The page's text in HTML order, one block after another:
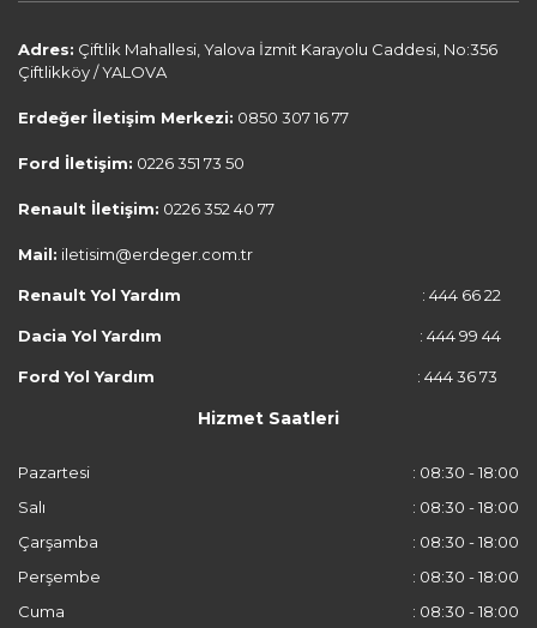
Adres: Çiftlik Mahallesi, Yalova İzmit Karayolu Caddesi, No:356
Çiftlikköy / YALOVA
Erdeğer İletişim Merkezi: 0850 307 16 77
Ford İletişim: 0226 351 73 50
Renault İletişim: 0226 352 40 77
Mail: iletisim@erdeger.com.tr
Renault Yol Yardım : 444 66 22
Dacia Yol Yardım : 444 99 44
Ford Yol Yardım : 444 36 73
Hizmet Saatleri
Pazartesi
: 08:30 - 18:00
Salı
: 08:30 - 18:00
Çarşamba
: 08:30 - 18:00
Perşembe
: 08:30 - 18:00
Cuma
: 08:30 - 18:00